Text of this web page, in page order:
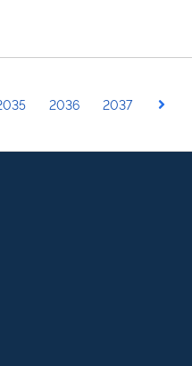
2036 2037